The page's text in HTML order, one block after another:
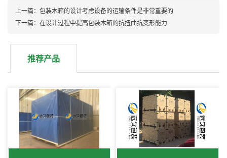
上一篇：包装木箱的设计考虑设备的运输条件是非常重要的
下一篇：在设计过程中提高包装木箱的抗扭曲抗变形能力
推荐产品